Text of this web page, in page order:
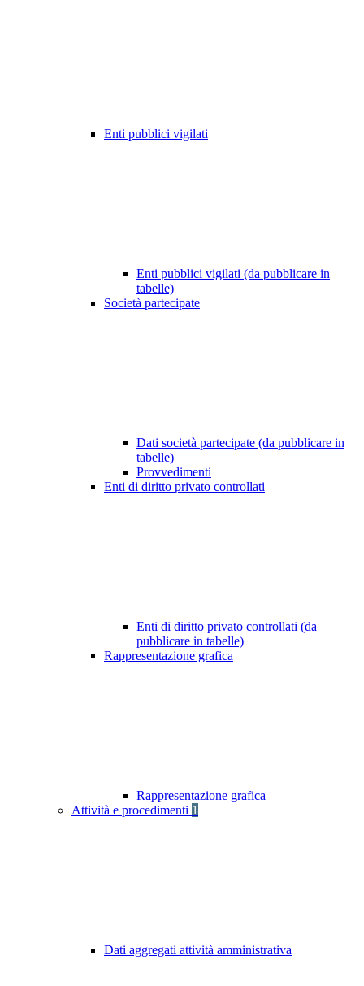
Enti pubblici vigilati
Enti pubblici vigilati (da pubblicare in
tabelle)
Società partecipate
Dati società partecipate (da pubblicare in
tabelle)
Provvedimenti
Enti di diritto privato controllati
Enti di diritto privato controllati (da
pubblicare in tabelle)
Rappresentazione grafica
Rappresentazione grafica
Attività e procedimenti 1
Dati aggregati attività amministrativa